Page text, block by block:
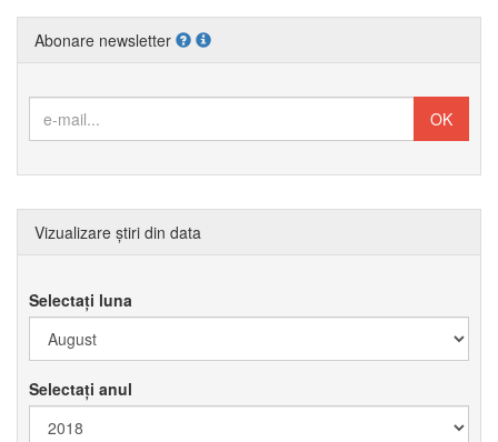
Abonare newsletter
Vizualizare știri din data
Selectați luna
Selectați anul